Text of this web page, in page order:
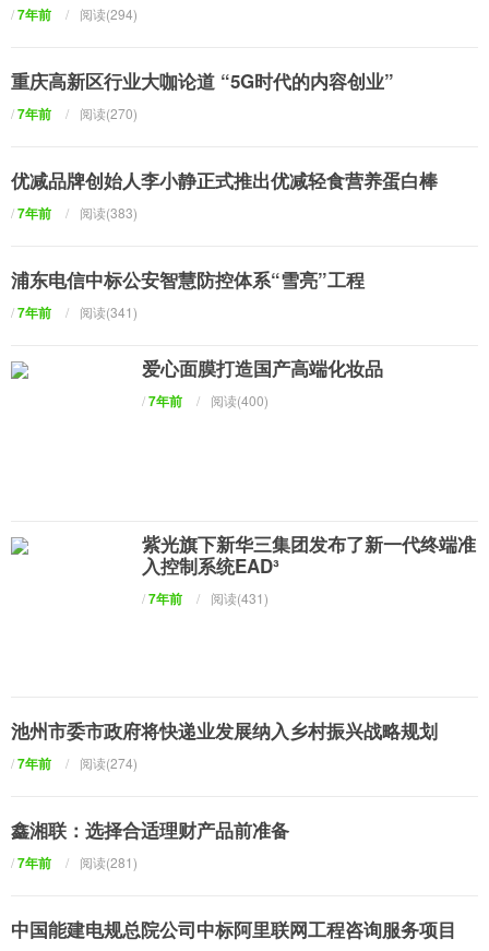
/7年前 / 阅读(294)
重庆高新区行业大咖论道 “5G时代的内容创业”
/7年前 / 阅读(270)
优减品牌创始人李小静正式推出优减轻食营养蛋白棒
/7年前 / 阅读(383)
浦东电信中标公安智慧防控体系“雪亮”工程
/7年前 / 阅读(341)
爱心面膜打造国产高端化妆品
/7年前 / 阅读(400)
紫光旗下新华三集团发布了新一代终端准
入控制系统EAD³
/7年前 / 阅读(431)
池州市委市政府将快递业发展纳入乡村振兴战略规划
/7年前 / 阅读(274)
鑫湘联：选择合适理财产品前准备
/7年前 / 阅读(281)
中国能建电规总院公司中标阿里联网工程咨询服务项目